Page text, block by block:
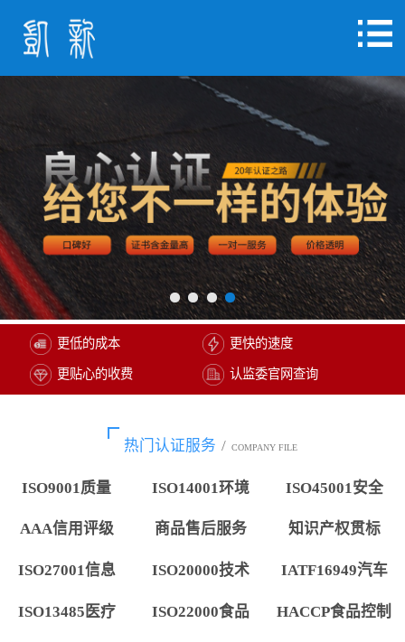
更低的成本 更快的速度
更贴心的收费 认监委官网查询
热门认证服务 / COMPANY FILE
ISO9001质量 ISO14001环境 ISO45001安全
AAA信用评级 商品售后服务 知识产权贯标
ISO27001信息 ISO20000技术 IATF16949汽车
ISO13485医疗 ISO22000食品 HACCP食品控制